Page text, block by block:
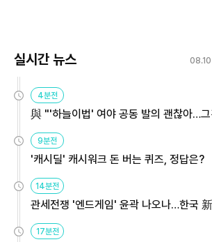
실시간 뉴스
4분전
與 "'하늘이법' 여야 공동 발의 괜찮아…
9분전
'캐시딜' 캐시워크 돈 버는 퀴즈, 정답은?
14분전
관세전쟁 '엔드게임' 윤곽 나오나…한국
17분전